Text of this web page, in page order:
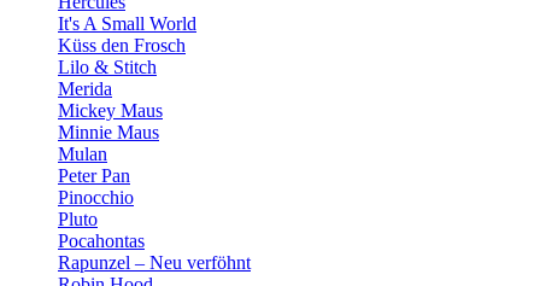
It's A Small World
Küss den Frosch
Lilo & Stitch
Merida
Mickey Maus
Minnie Maus
Mulan
Peter Pan
Pinocchio
Pluto
Pocahontas
Rapunzel – Neu verföhnt